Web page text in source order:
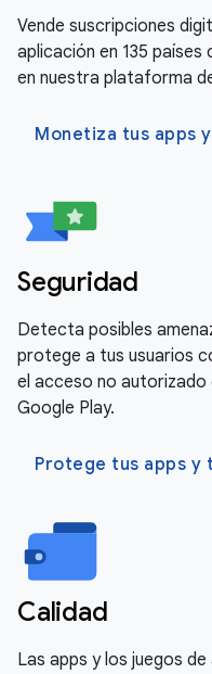
Vende suscripciones
aplicación en 135
en nuestra plataforma
Monetiza tus apps
Seguridad
Detecta posibles
protege a tus usuarios
el acceso no
Google Play.
Protege tus apps y
Calidad
Las apps y los juegos